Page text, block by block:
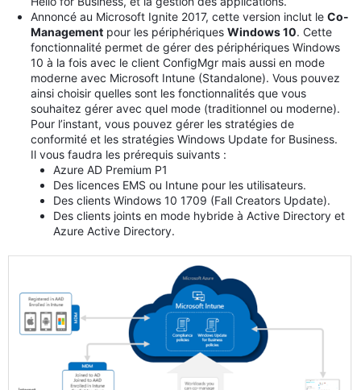
Annoncé au Microsoft Ignite 2017, cette version inclut le Co-
Management pour les périphériques Windows 10. Cette
fonctionnalité permet de gérer des périphériques Windows
10 à la fois avec le client ConfigMgr mais aussi en mode
moderne avec Microsoft Intune (Standalone). Vous pouvez
ainsi choisir quelles sont les fonctionnalités que vous
souhaitez gérer avec quel mode (traditionnel ou moderne).
Pour l’instant, vous pouvez gérer les stratégies de
conformité et les stratégies Windows Update for Business.
Il vous faudra les prérequis suivants :
Azure AD Premium P1
Des licences EMS ou Intune pour les utilisateurs.
Des clients Windows 10 1709 (Fall Creators Update).
Des clients joints en mode hybride à Active Directory et
Azure Active Directory.